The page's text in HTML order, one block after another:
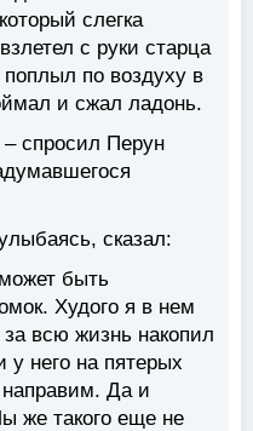
слегка
с руки старца
по воздуху в
и сжал ладонь.
спросил Перун
сказал:
быть
Худого я в нем
всю жизнь накопил
него на пятерых
направим. Да и
же такого еще не